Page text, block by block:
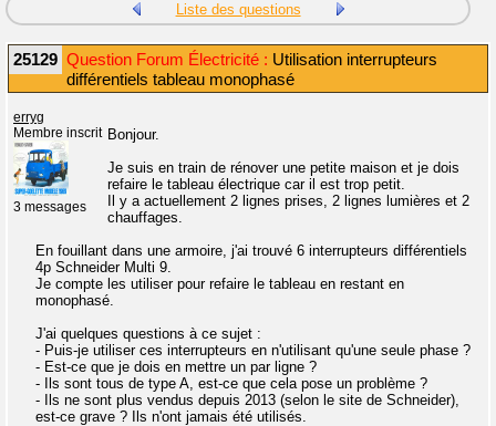
Liste des questions
25129 Question Forum Électricité : Utilisation interrupteurs
différentiels tableau monophasé
erryg
Membre inscrit
3 messages
Bonjour.
Je suis en train de rénover une petite maison et je dois
refaire le tableau électrique car il est trop petit.
Il y a actuellement 2 lignes prises, 2 lignes lumières et 2
chauffages.
En fouillant dans une armoire, j'ai trouvé 6 interrupteurs différentiels
4p Schneider Multi 9.
Je compte les utiliser pour refaire le tableau en restant en
monophasé.
J'ai quelques questions à ce sujet :
- Puis-je utiliser ces interrupteurs en n'utilisant qu'une seule phase ?
- Est-ce que je dois en mettre un par ligne ?
- Ils sont tous de type A, est-ce que cela pose un problème ?
- Ils ne sont plus vendus depuis 2013 (selon le site de Schneider),
est-ce grave ? Ils n'ont jamais été utilisés.